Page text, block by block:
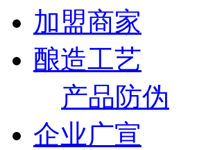
加盟商家
酿造工艺
产品防伪
企业广宣